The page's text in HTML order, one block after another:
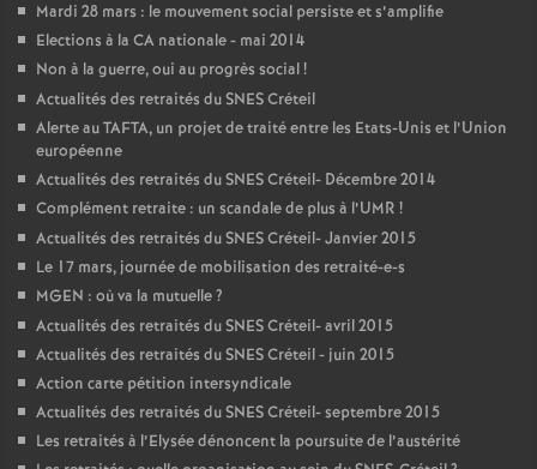
Mardi 28 mars : le mouvement social persiste et s’amplifie
Elections à la CA nationale - mai 2014
Non à la guerre, oui au progrès social!
Actualités des retraités duSNESCréteil
Alerte auTAFTA, un projet de traité entre les Etats-Unis et l’Union
européenne
Actualités des retraités duSNESCréteil- Décembre 2014
Complément retraite : un scandale de plus à l’UMR !
Actualités des retraités duSNESCréteil- Janvier 2015
Le 17 mars, journée de mobilisation des retraité-e-s
MGEN : où va la mutuelle?
Actualités des retraités duSNESCréteil- avril 2015
Actualités des retraités duSNESCréteil - juin 2015
Action carte pétition intersyndicale
Actualités des retraités duSNESCréteil- septembre 2015
Les retraités à l’Elysée dénoncent la poursuite de l’austérité